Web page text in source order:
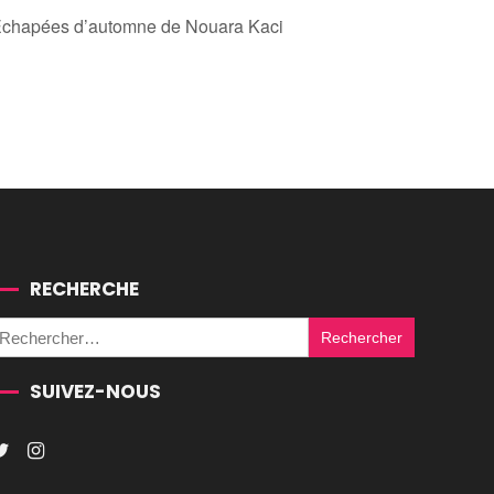
d’automne de Nouara Kaci
RECHERCHE
Rechercher :
SUIVEZ-NOUS